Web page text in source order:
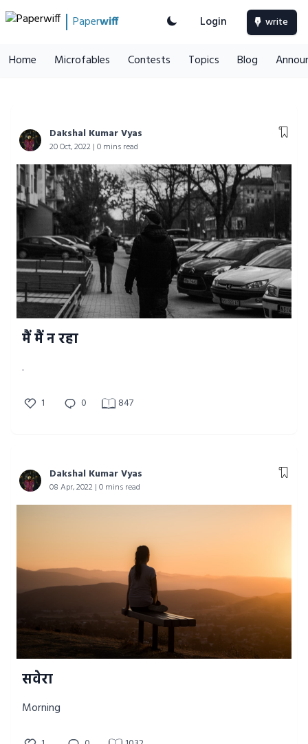
Paperwiff Login write
Home Microfables Contests Topics Blog
Dakshal Kumar Vyas
20 Oct, 2022 | 0 mins read
मैं मैं न रहा
.
1 0 847
Dakshal Kumar Vyas
08 Apr, 2022 | 0 mins read
सवेरा
Morning